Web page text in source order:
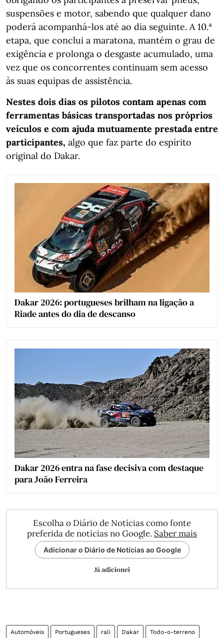
suspensões e motor, sabendo que qualquer dano
poderá acompanhá-los até ao dia seguinte. A 10.ª
etapa, que conclui a maratona, mantém o grau de
exigência e prolonga o desgaste acumulado, uma
vez que os concorrentes continuam sem acesso
às suas equipas de assistência.
Nestes dois dias os pilotos contam apenas com
ferramentas básicas transportadas nos próprios
veículos e com ajuda mutuamente prestada entre
participantes, algo que faz parte do espírito
original do Dakar.
Dakar 2026: portugueses brilham na ligação a
Riade antes do dia de descanso
Dakar 2026 entra na fase decisiva com destaque
para João Ferreira
Escolha o Diário de Notícias como fonte
preferida de notícias no Google. Saber mais
Adicionar o Diário de Notícias ao Google
Já adicionei
Automóveis Portugueses rali Dakar Todo-o-terreno